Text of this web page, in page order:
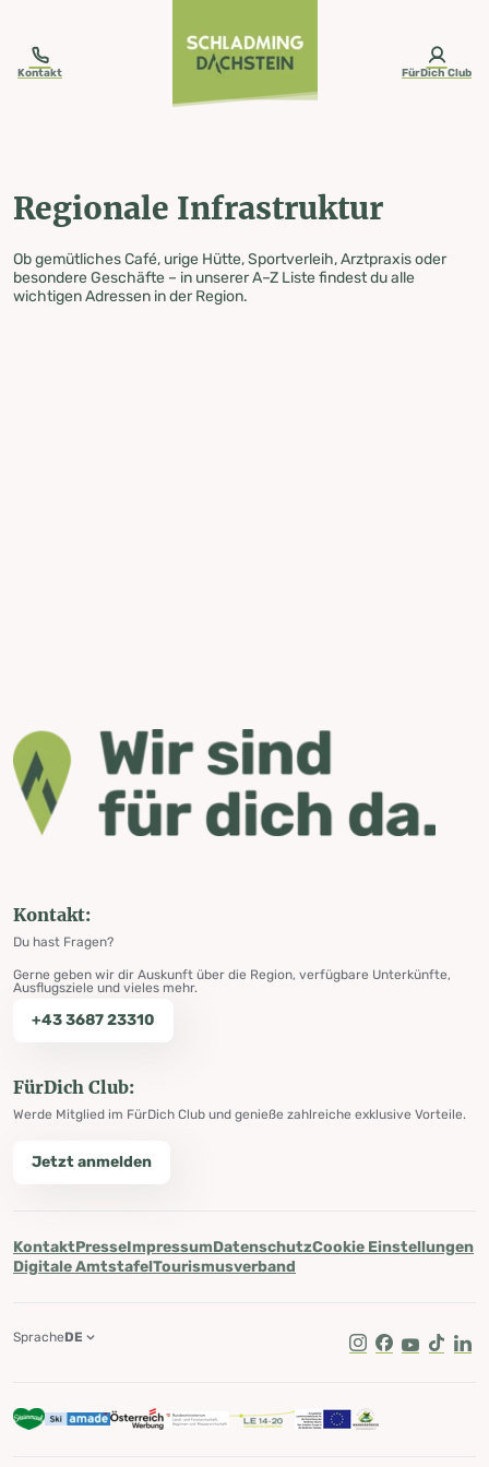
Kontakt FürDich Club
Regionale Infrastruktur
Ob gemütliches Café, urige Hütte, Sportverleih, Arztpraxis oder
besondere Geschäfte – in unserer A–Z Liste findest du alle
wichtigen Adressen in der Region.
Kontakt:
Du hast Fragen?
Gerne geben wir dir Auskunft über die Region, verfügbare Unterkünfte,
Ausflugsziele und vieles mehr.
+43 3687 23310
FürDich Club:
Werde Mitglied im FürDich Club und genieße zahlreiche exklusive Vorteile.
Jetzt anmelden
KontaktPresseImpressumDatenschutzCookie Einstellungen
Digitale AmtstafelTourismusverband
Instagram
Facebook
Youtube
Tik Tok
SpracheDE